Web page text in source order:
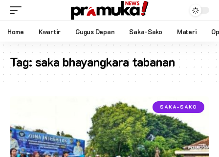
Home Kwartir Gugus Depan Saka-Sako Materi
Tag:saka bhayangkara tabanan
SAKA-SAKO